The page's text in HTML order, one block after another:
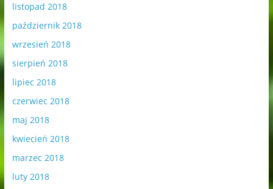
listopad 2018
październik 2018
wrzesień 2018
sierpień 2018
lipiec 2018
czerwiec 2018
maj 2018
kwiecień 2018
marzec 2018
luty 2018